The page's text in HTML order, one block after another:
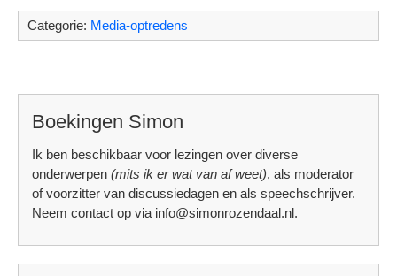
Categorie: Media-optredens
Boekingen Simon
Ik ben beschikbaar voor lezingen over diverse
onderwerpen (mits ik er wat van af weet), als moderator
of voorzitter van discussiedagen en als speechschrijver.
Neem contact op via info@simonrozendaal.nl.